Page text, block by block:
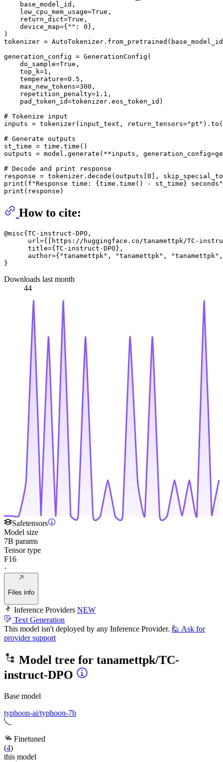
    base_model_id,
    low_cpu_mem_usage=
True ,
    return_dict=
True ,
    device_map={
"" : 0},
)
tokenizer =
generation_config = GenerationConfig(
    do_sample=
True ,
    top_k=
1 ,
    temperature=
0.5 ,
    max_new_tokens=
300 ,
    repetition_penalty=
1.1 ,
    pad_token_id=tokenizer.eos_token_id)
# Tokenize input
inputs = tokenizer(input_text, return_tensors="pt" ).to(
# Generate outputs
st_time = time.time()
outputs = model.generate(**inputs,
# Decode and print response
response = tokenizer.decode(outputs[0 ],
print ( f"Response time: {time.time() - st_time} seconds"
print
How to cite:
@misc{TC-instruct-DPO,
url={[https://huggingface.co/tanamettpk/TC-
      title={TC-instruct-DPO},
author={"tanamettpk", "tanamettpk",
Downloads last month
44
Safetensors
Model size
7B params
Tensor type
F16
·
Files info
Inference Providers NEW
Text Generation
This model isn't deployed by any Inference Provider. 🙋 Ask for
provider support
Model tree for tanamettpk/TC-
instruct-DPO
Base model
typhoon-ai/typhoon-7b
Finetuned
(4)
this model